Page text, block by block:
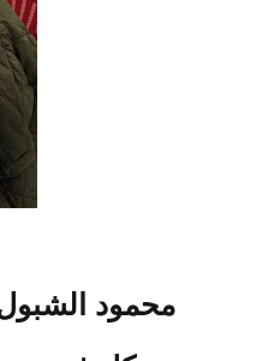
محمود